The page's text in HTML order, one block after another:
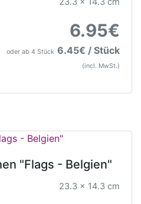
6.95€
oder ab 4 Stück 6.45€ / Stück
(incl. MwSt.)
"Flags - Belgien"
23.3 x 14.3 cm